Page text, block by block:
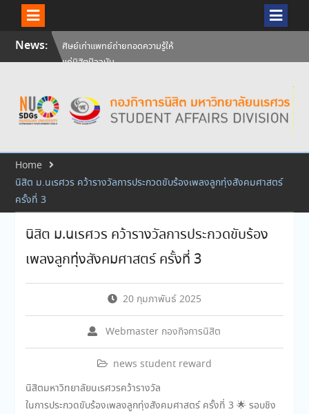
SkipNews:
ศิษย์เก่าแพทย์ถ่ายทอดความรู้ให้
แก่นิสิตปัจจุบัน
นเรศวร ครบรอบ 36 ปี 29
กรกฎาคม 2569
สัมภาษณ์นิสิตเพื่อพิจารณาเข้ารับ
ประจำปีการศึกษา 256
Home
นิสิต ม.นเรศวร คว้ารางวัลการประกวดขับร้องเพลงลูกทุ่งสังคมศาสตร์
ครั้งที่ 3
นิสิต ม.นเรศวร คว้ารางวัลการประกวดขับร้อง
เพลงลูกทุ่งสังคมศาสตร์ ครั้งที่ 3
20 กุมภาพันธ์ 2025
Webmaster กองกิจการนิสิต
news student reward
นิสิตมหาวิทยาลัยนเรศวรคว้ารางวัล
ในการประกวดขับร้องเพลงลูกทุ่งสังคมศาสตร์ ครั้งที่ 3 🌟 รอบชิง